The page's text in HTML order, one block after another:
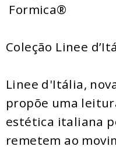
Formica®
Coleção Linee
Linee d'Itália,
propõe uma
estética italiana
remetem ao